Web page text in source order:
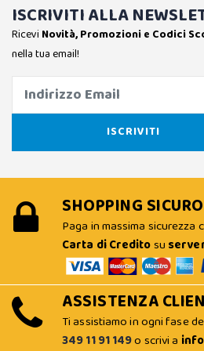
ISCRIVITI ALLA
Ricevi Novità, Promozioni e Codici
nella tua email!
SHOPPING SICURO
Paga in massima sicurezza
Carta di Creditosu
ASSISTENZA
Ti assistiamo in ogni fase
349 11 91 149o scrivi a